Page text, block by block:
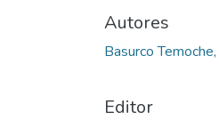
Autores
Basurco
Editor